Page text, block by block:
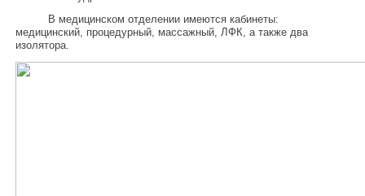
В медицинском отделении имеются кабинеты:
медицинский, процедурный, массажный, ЛФК, а также два
изолятора.